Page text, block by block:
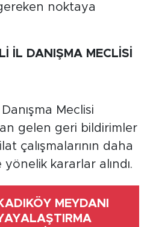
noktaya
İL DANIŞMA MECLİSİ
Meclisi
gelen geri bildirimler
çalışmalarının daha
kararlar alındı.
MEYDANI